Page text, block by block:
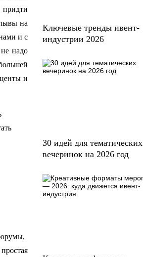
придти
на
и с
надо
и
Ключевые тренды ивент-
индустрии 2026
30 идей для тематических
вечеринок на 2026 год